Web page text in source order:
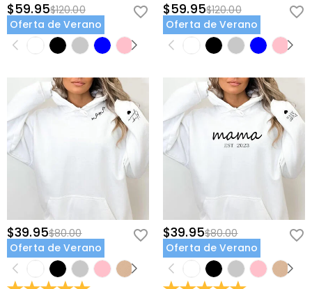
$59.95$120.00
Oferta de Verano
$59.95$120.00
Oferta de Verano
$39.95$80.00
Oferta de Verano
$39.95$80.00
Oferta de Verano